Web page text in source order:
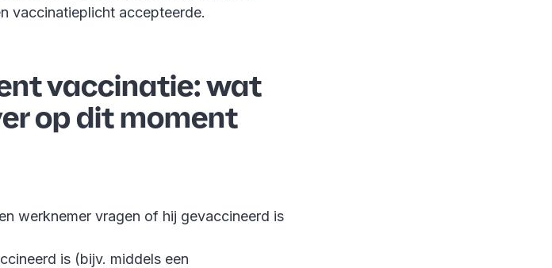
vaccinatieplicht accepteerde.
vaccinatie: wat
op dit moment
werknemer vragen of hij gevaccineerd is
is (bijv. middels een